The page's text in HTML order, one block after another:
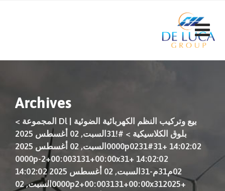
Archives
بيع وتركيب النظم الكهربائية الضوئية | Dl المجموعة
>
بلوق الكلاسيكية >
#!31السبت, 02 أغسطس 2025
14:02:02 +0000p0231#31السبت, 02 أغسطس 2025
14:02:02 +0000p-2+00:003131+00:00x31
02م31م-31السبت, 02 أغسطس 2025 14:02:02
+0000p2+00:003131+00:00x312025السبت, 02